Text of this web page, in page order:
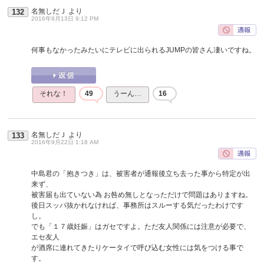
132 名無しだＪ より
2016年9月13日 9:12 PM
何事もなかったみたいにテレビに出られるJUMPの皆さん凄いですね。
それな！ 49 うーん… 16
133 名無しだＪ より
2016年9月22日 1:18 AM
中島君の「抱きつき」は、被害者が通報後立ち去った事から特定が出
来ず、
被害届も出ていない為 お咎め無しとなっただけで問題はありますね。
後日スッパ抜かれなければ、事務所はスルーする気だったわけです
し。
でも「１７歳妊娠」はガセですよ。ただ友人関係には注意が必要で、
エセ友人
が酒席に連れてきたりケータイで呼び込む女性には気をつける事で
す。